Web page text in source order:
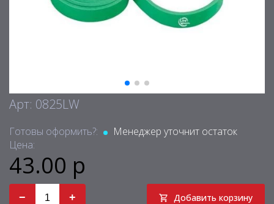
Арт: 0825LW
Готовы оформить?:
Менеджер уточнит остаток
Цена:
43.00 р
− + Добавить корзину